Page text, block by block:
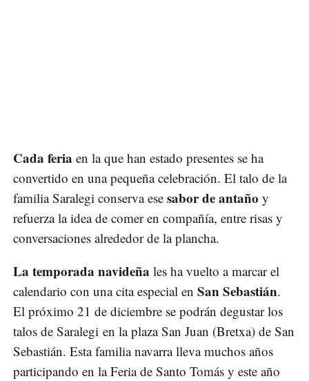
Cada feria en la que han estado presentes se ha
convertido en una pequeña celebración. El talo de la
familia Saralegi conserva ese sabor de antaño y
refuerza la idea de comer en compañía, entre risas y
conversaciones alrededor de la plancha.
La temporada navideña les ha vuelto a marcar el
calendario con una cita especial en San Sebastián.
El próximo 21 de diciembre se podrán degustar los
talos de Saralegi en la plaza San Juan (Bretxa) de San
Sebastián. Esta familia navarra lleva muchos años
participando en la Feria de Santo Tomás y este año